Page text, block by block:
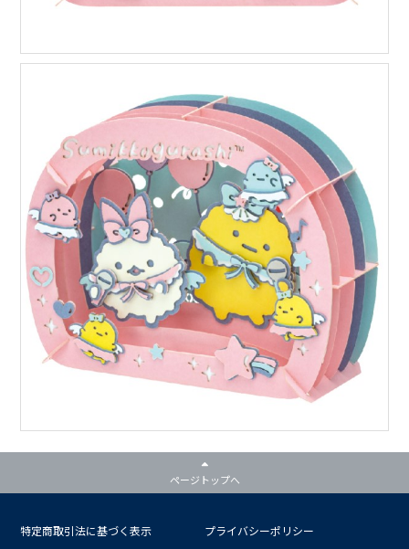
ページトップへ
特定商取引法に基づく表示
プライバシーポリシー